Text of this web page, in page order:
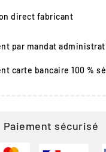
direct fabricant
par mandat
carte bancaire 100 %
Paiement sécurisé